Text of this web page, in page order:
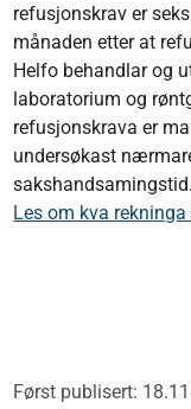
refusjonskrav er
månaden etter at
Helfo behandlar og
laboratorium og
refusjonskrava er
undersøkast
sakshandsamingstid.
Les om kva
Først publisert: